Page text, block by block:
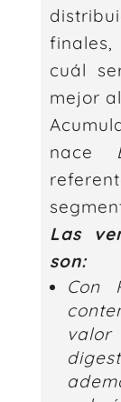
cuál
mejor
nace
Las
son:
Con